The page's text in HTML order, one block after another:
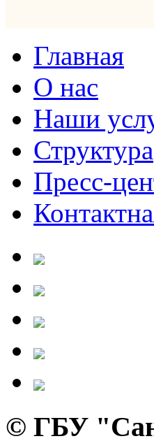
Главная
О нас
Наши
Структура
Пресс-
© ГБУ